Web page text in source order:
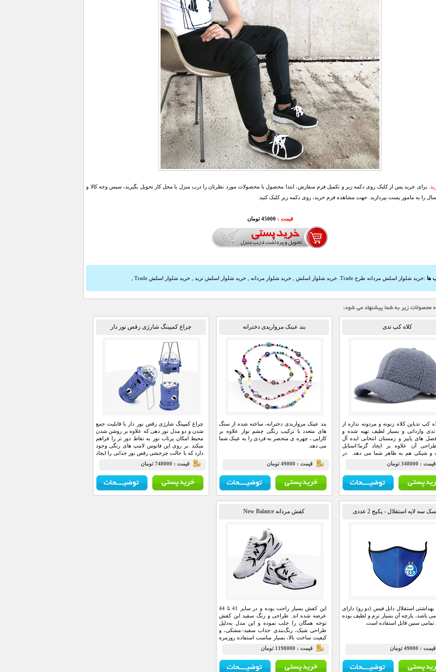
برای خرید پس از کلیک روی دکمه زیر و تکمیل فرم سفارش، ابتدا محصول یا محصولات مورد نظرتان را درب منزل یا محل کار تحویل بگیرید، سپس وجه کالا و
را به مامور پست بپردازید. جهت مشاهده فرم خرید، روی دکمه زیر کلیک کنید.
قیمت : 45000 تومان
ها :خرید شلوار اسلش مردانه طرح Trade. خرید شلوار اسلش خرید شلوار مردانه خرید شلوار اسلش ترید خرید شلوار اسلش Trade
کلاه کپ تدی
کپ تدیاین کلاه زنونه و مردونه نداره از
تدی وارداتی و بسیار لطیف تهیه شده و
های پاییز و زمستان انتخابی ایده آل
آن علاوه بر ایجاد گرما؛استایل
و شیکی هم به ظاهر شما می دهد. در
پشت کلاه بندتنظیم سایز تعبیه شده تا با
سری به راحتی فیت شود. این کلاه برای
های روزانه؛خیابانی و مسافرت انتخابی
است.
قيمت : 348000 تومان
بند عینک مرواریدی دخترانه
بند عینک مرواریدی دخترانه، ساخته شده از سنگ
های متعدد با ترکیب رنگی چشم نواز علاوه بر
کارایی ، چهره ی منحصر به فردی را به عینک شما
می دهد.
قيمت : 49000 تومان
چراغ کمپینگ شارژی رقص نور دار
چراغ کمپینگ شارژی رقص نور دار با قابلیت جمع
شدن و دو مدل نور دهی که علاوه بر روشن شدن
محیط امکان پرتاب نور به نقاط دور تر را فراهم
میکند .بر روی این فانوس لامپ های رنگی وجود
دارد که با حالت چرخشی رقص نور جذابی را ایجاد
میکند .مناسب برای زمان تاریکی و برای مهمانی
های خانوادگی تا از رقص نور آن استفاده کنید .
قيمت : 748000 تومان
سه لایه استقلال - پکیج 2 عددی
استقلال دابل فیس (دو رو) دارای
می باشد، پارچه آن بسیار نرم و لطیف بوده
تمامی سنین قابل استفاده است.
قيمت : 49000 تومان
کفش مردانه New Balance
این کفش بسیار راحت بوده و در سایز 41 تا 44
عرضه شده اند. طراحی و رنگ سفید این کفش
توجه همگان را جلب نموده و این مدل به‌دلیل
طراحی شیک، رنگ‌بندی جذاب سفید–مشکی، و
کیفیت ساخت بالا، بسیار مناسب استفاده روزمره
و پیاده‌روی است.
قيمت : 1198000 تومان